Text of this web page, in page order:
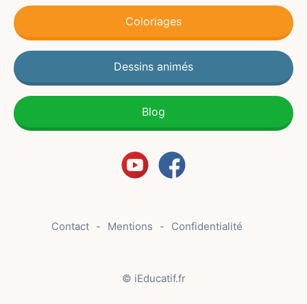
Coloriages
Dessins animés
Blog
Contact Mentions Confidentialité
© iEducatif.fr